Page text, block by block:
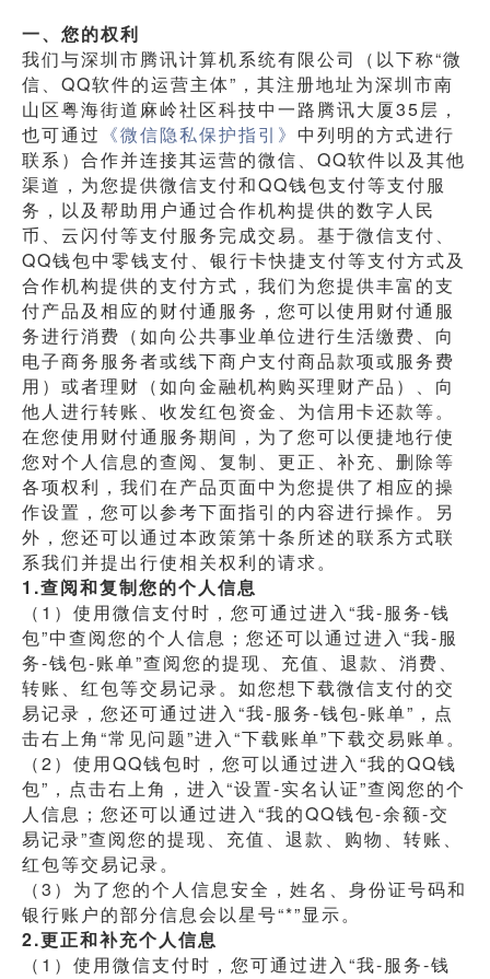
一、您的权利
我们与深圳市腾讯计算机系统有限公司（以下称“微
信、QQ软件的运营主体”，其注册地址为深圳市南
山区粤海街道麻岭社区科技中一路腾讯大厦35层，
也可通过 《微信隐私保护指引》 中列明的方式进行
联系）合作并连接其运营的微信、QQ软件以及其他
渠道，为您提供微信支付和QQ钱包支付等支付服
务，以及帮助用户通过合作机构提供的数字人民
币、云闪付等支付服务完成交易。基于微信支付、
QQ钱包中零钱支付、银行卡快捷支付等支付方式及
合作机构提供的支付方式，我们为您提供丰富的支
付产品及相应的财付通服务，您可以使用财付通服
务进行消费（如向公共事业单位进行生活缴费、向
电子商务服务者或线下商户支付商品款项或服务费
用）或者理财（如向金融机构购买理财产品）、向
他人进行转账、收发红包资金、为信用卡还款等。
在您使用财付通服务期间，为了您可以便捷地行使
您对个人信息的查阅、复制、更正、补充、删除等
各项权利，我们在产品页面中为您提供了相应的操
作设置，您可以参考下面指引的内容进行操作。另
外，您还可以通过本政策第十条所述的联系方式联
系我们并提出行使相关权利的请求。
1.查阅和复制您的个人信息
（1）使用微信支付时，您可通过进入“我-服务-钱
包”中查阅您的个人信息；您还可以通过进入“我-服
务-钱包-账单”查阅您的提现、充值、退款、消费、
转账、红包等交易记录。如您想下载微信支付的交
易记录，您还可通过进入“我-服务-钱包-账单”，点
击右上角“常见问题”进入“下载账单”下载交易账单。
（2）使用QQ钱包时，您可以通过进入“我的QQ钱
包”，点击右上角，进入“设置-实名认证”查阅您的个
人信息；您还可以通过进入“我的QQ钱包-余额-交
易记录”查阅您的提现、充值、退款、购物、转账、
红包等交易记录。
（3）为了您的个人信息安全，姓名、身份证号码和
银行账户的部分信息会以星号“*”显示。
2.更正和补充个人信息
（1）使用微信支付时，您可通过进入“我-服务-钱